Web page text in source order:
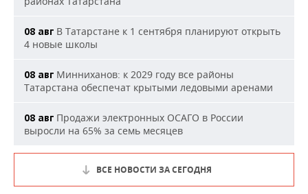
08 авг В Татарстане к 1 сентября планируют открыть
4 новые школы
08 авг Минниханов: к 2029 году все районы
Татарстана обеспечат крытыми ледовыми аренами
08 авг Продажи электронных ОСАГО в России
выросли на 65% за семь месяцев
ВСЕ НОВОСТИ ЗА СЕГОДНЯ